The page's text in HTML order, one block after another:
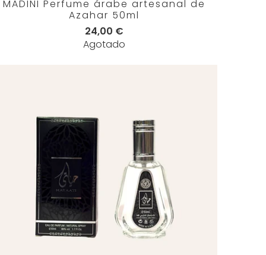
MADINI Perfume árabe artesanal de
Azahar 50ml
24,00 €
Agotado